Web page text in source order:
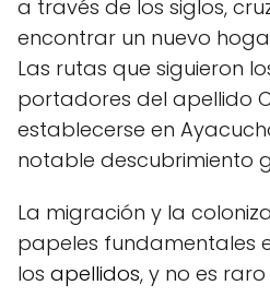
a través de los siglos,
encontrar un nuevo
Las rutas que siguieron
portadores del apellido
establecerse en
notable descubrimiento
La migración y la
papeles fundamentales
los apellidos, y no es